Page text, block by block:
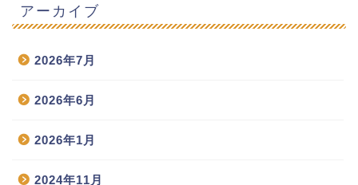
アーカイブ
2026年7月
2026年6月
2026年1月
2024年11月